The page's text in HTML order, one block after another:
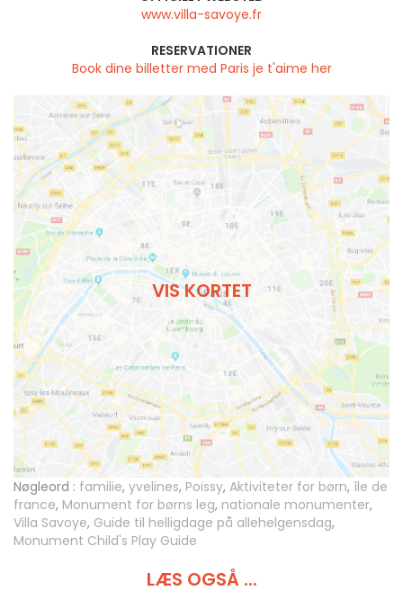
www.villa-savoye.fr
RESERVATIONER
Book dine billetter med Paris je t'aime her
VIS KORTET
Nøgleord : familie, yvelines, Poissy, Aktiviteter for børn, île de
france, Monument for børns leg, nationale monumenter,
Villa Savoye, Guide til helligdage på allehelgensdag,
Monument Child's Play Guide
LÆS OGSÅ ...